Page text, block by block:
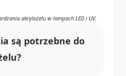
akrylożelu w lampach LED i UV.
są potrzebne do